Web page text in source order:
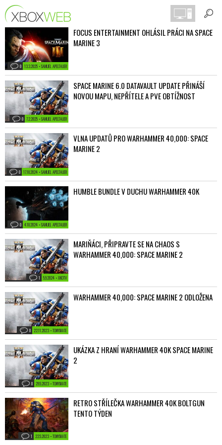
13.3.2025 • SAMUEL APELTAUER
0
FOCUS ENTERTAINMENT OHLÁSIL PRÁCI NA SPACE
MARINE 3
7.2.2025 • SAMUEL APELTAUER
0
SPACE MARINE 6.0 DATAVAULT UPDATE PŘINÁŠÍ
NOVOU MAPU, NEPŘÍTELE A PVE OBTÍŽNOST
17.10.2024 • SAMUEL APELTAUER
0
VLNA UPDATŮ PRO WARHAMMER 40,000: SPACE
MARINE 2
4.10.2024 • SAMUEL APELTAUER
0
HUMBLE BUNDLE V DUCHU WARHAMMER 40K
5.9.2024 • XKOTV
1
MARIŇÁCI, PŘIPRAVTE SE NA CHAOS S
WARHAMMER 40,000: SPACE MARINE 2
22.11.2023 • TONYSKATE
0
WARHAMMER 40,000: SPACE MARINE 2 ODLOŽENA
29.5.2023 • TONYSKATE
0
UKÁZKA Z HRANÍ WARHAMMER 40K SPACE MARINE
2
22.5.2023 • TONYSKATE
1
RETRO STŘÍLEČKA WARHAMMER 40K BOLTGUN
TENTO TÝDEN